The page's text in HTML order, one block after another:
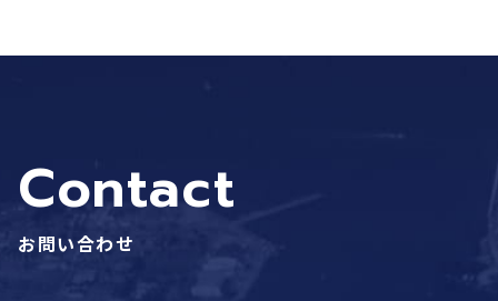
Contact
お問い合わせ